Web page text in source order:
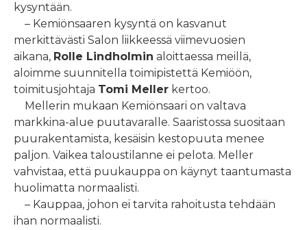
kysyntään.
– Kemiönsaaren kysyntä on kasvanut
merkittävästi Salon liikkeessä viimevuosien
aikana, Rolle Lindholmin aloittaessa meillä,
aloimme suunnitella toimipistettä Kemiöön,
toimitusjohtaja Tomi Meller kertoo.
Mellerin mukaan Kemiönsaari on valtava
markkina-alue puutavaralle. Saaristossa suositaan
puurakentamista, kesäisin kestopuuta menee
paljon. Vaikea taloustilanne ei pelota. Meller
vahvistaa, että puukauppa on käynyt taantumasta
huolimatta normaalisti.
– Kauppaa, johon ei tarvita rahoitusta tehdään
ihan normaalisti.